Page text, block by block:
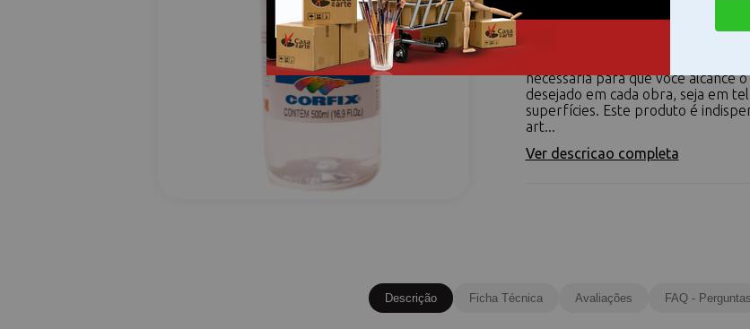
Diluente Mineral 500ml Corfix - O
500ml Corfix - é a solução ideal
necessária para que você alcance
desejado em cada obra, seja em
superfícies. Este produto é
art...
Ver descricao completa
Descrição Ficha Técnica Avaliações FAQ -